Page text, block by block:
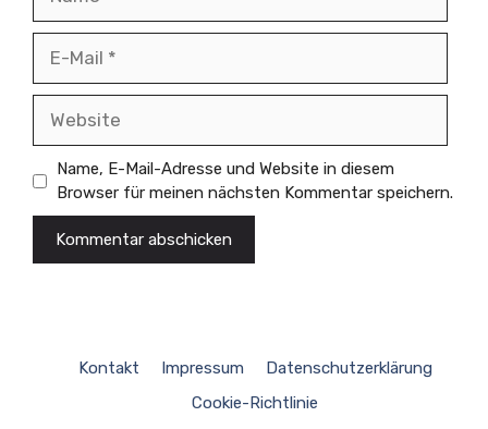
Mail
Name, E-Mail-Adresse und Website in diesem
Browser für meinen nächsten Kommentar speichern.
Kontakt Impressum
Datenschutzerklärung
Cookie-Richtlinie